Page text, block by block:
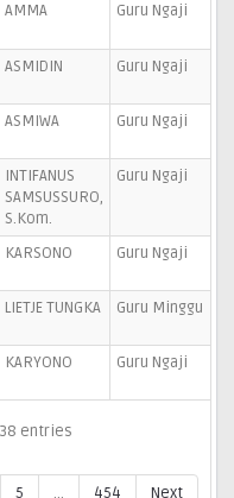
AMMA Guru Ngaji
ASMIDIN Guru Ngaji
ASMIWA Guru Ngaji
INTIFANUS
SAMSUSSURO,
S.Kom.
Guru Ngaji
KARSONO Guru Ngaji
LIETJE TUNGKA Guru Minggu
KARYONO Guru Ngaji
entries
5 … 454 Next